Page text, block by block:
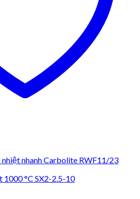
nhiệt nhanh Carbolite RWF11/23